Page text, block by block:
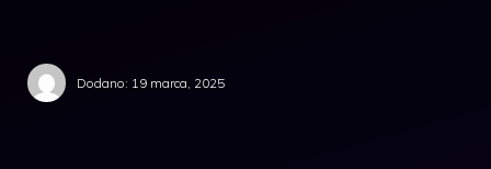
Dodano: 19 marca, 2025